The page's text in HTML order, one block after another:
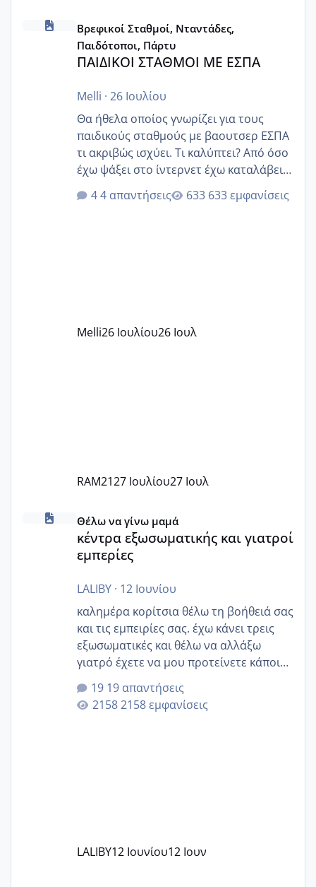
ΠΑΙΔΙΚΟΙ ΣΤΑΘΜΟΙ ΜΕ ΕΣΠΑ
Βρεφικοί Σταθμοί, Νταντάδες,
Παιδότοποι, Πάρτυ
ΠΑΙΔΙΚΟΙ ΣΤΑΘΜΟΙ ΜΕ ΕΣΠΑ
Melli · 26 Ιουλίου
Θα ήθελα οποίος γνωρίζει για τους
παιδικούς σταθμούς με βαουτσερ ΕΣΠΑ
τι ακριβώς ισχύει. Τι καλύπτει? Από όσο
έχω ψάξει στο ίντερνετ έχω καταλάβει
ότι το βαουτσερ καλύπτει όλα τα
δίδακτρα και τα τροφεια του ιδιωτικού
Εγώ πήγα σε έναν ιδιωτικό παιδικό στ
4 απαντήσεις 633 εμφανίσεις
Melli26 Ιουλίου26 Ιουλ
RAM2127 Ιουλίου27 Ιουλ
κέντρα εξωσωματικής και γιατροί εμπερίες
Θέλω να γίνω μαμά
κέντρα εξωσωματικής και γιατροί
εμπερίες
LALIBY· 12 Ιουνίου
καλημέρα κορίτσια θέλω τη βοήθειά σας
και τις εμπειρίες σας. έχω κάνει τρεις
εξωσωματικές και θέλω να αλλάξω
γιατρό έχετε να μου προτείνετε κάποιον
που μείνατε ευχαριστημένες και είχατε
επιιτυχία? έκανα στο υγεία με τον
ζερβομανωλάκη (δεν το εψαξε καθόλου
19 απαντήσεις
2158 εμφανίσεις
LALIBY12 Ιουνίου12 Ιουν